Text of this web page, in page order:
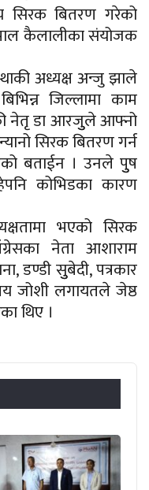
बितरण गरेको
कैलालीका संयोजक
अध्यक्ष अन्जु झाले
जिल्लामा काम
नेतृ डा आरजुुले आफ्नो
सिरक बितरण गर्न
बताईन । उनले पुुष
कोभिडका कारण
भएको सिरक
नेता आशाराम
डण्डी सुुबेदी, पत्रकार
जोशी लगायतले जेष्ठ
थिए ।